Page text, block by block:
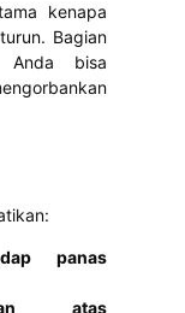
kenapa
Bagian
bisa
panas
atas